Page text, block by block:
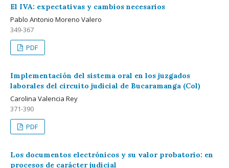
El IVA: expectativas y cambios necesarios
Pablo Antonio Moreno Valero
349-367
PDF
Implementación del sistema oral en los juzgados
laborales del circuito judicial de Bucaramanga (Col)
Carolina Valencia Rey
371-390
PDF
Los documentos electrónicos y su valor probatorio: en
procesos de carácter judicial